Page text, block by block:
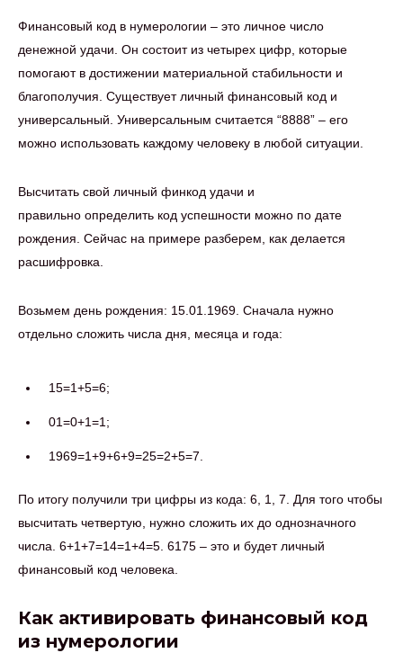
Финансовый код в нумерологии – это личное число
денежной удачи. Он состоит из четырех цифр, которые
помогают в достижении материальной стабильности и
благополучия. Существует личный финансовый код и
универсальный. Универсальным считается “8888” – его
можно использовать каждому человеку в любой ситуации.
Высчитать свой личный финкод удачи и
правильно определить код успешности можно по дате
рождения. Сейчас на примере разберем, как делается
расшифровка.
Возьмем день рождения: 15.01.1969. Сначала нужно
отдельно сложить числа дня, месяца и года:
15=1+5=6;
01=0+1=1;
1969=1+9+6+9=25=2+5=7.
По итогу получили три цифры из кода: 6, 1, 7. Для того чтобы
высчитать четвертую, нужно сложить их до однозначного
числа. 6+1+7=14=1+4=5. 6175 – это и будет личный
финансовый код человека.
Как активировать финансовый код
из нумерологии